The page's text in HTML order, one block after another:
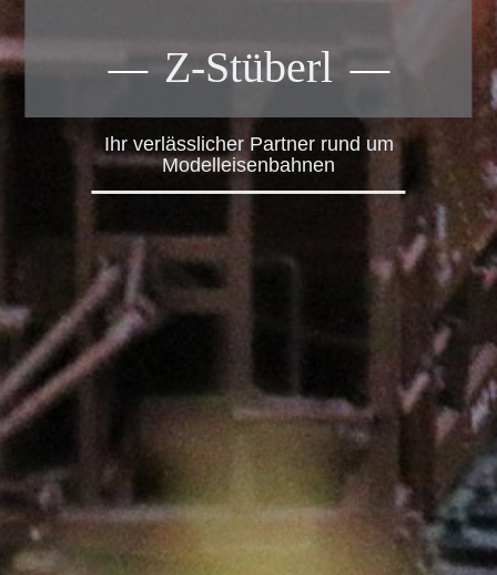
Z-Stüberl
Ihr verlässlicher Partner rund um
Modelleisenbahnen